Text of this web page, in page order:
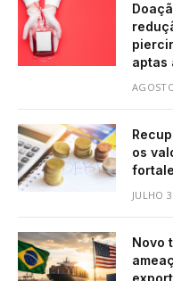
aptas
os
JULHO
Novo